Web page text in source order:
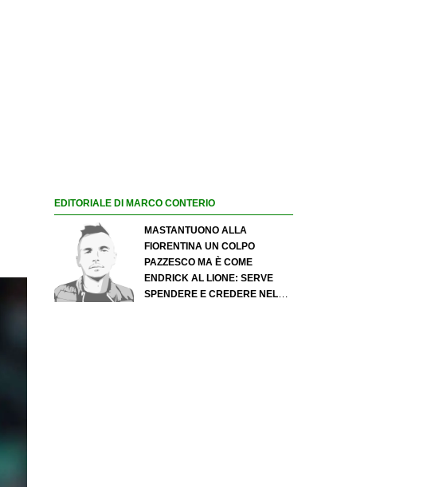
EDITORIALE DI MARCO CONTERIO
MASTANTUONO ALLA
FIORENTINA UN COLPO
PAZZESCO MA È COME
ENDRICK AL LIONE: SERVE
SPENDERE E CREDERE NELLO